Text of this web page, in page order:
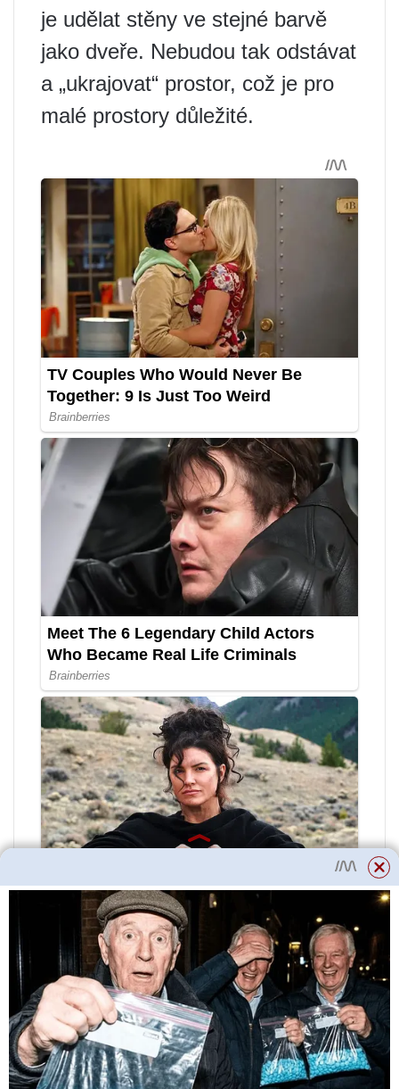
je udělat stěny ve stejné barvě
jako dveře. Nebudou tak odstávat
a „ukrajovat“ prostor, což je pro
malé prostory důležité.